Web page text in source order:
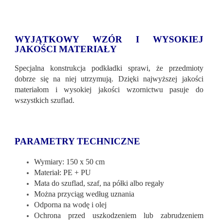
WYJĄTKOWY WZÓR I WYSOKIEJ
JAKOŚCI MATERIAŁY
Specjalna konstrukcja podkładki sprawi, że przedmioty
dobrze się na niej utrzymują. Dzięki najwyższej jakości
materiałom i wysokiej jakości wzornictwu pasuje do
wszystkich szuflad.
PARAMETRY TECHNICZNE
Wymiary: 150 x 50 cm
Materiał: PE + PU
Mata do szuflad, szaf, na półki albo regały
Można przyciąg według uznania
Odporna na wodę i olej
Ochrona przed uszkodzeniem lub zabrudzeniem